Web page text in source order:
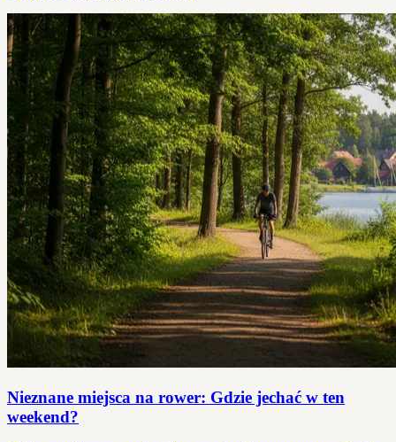
Nieznane miejsca na rower: Gdzie jechać w ten
weekend?